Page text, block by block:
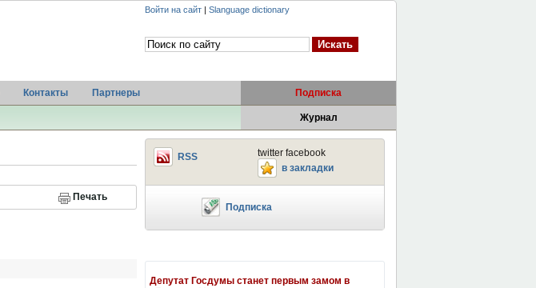
Войти на сайт | Slanguage dictionary
Контакты Партнеры Подписка
Журнал
Печать
twitter facebook
RSS
в закладки
Подписка
Депутат Госдумы станет первым замом в